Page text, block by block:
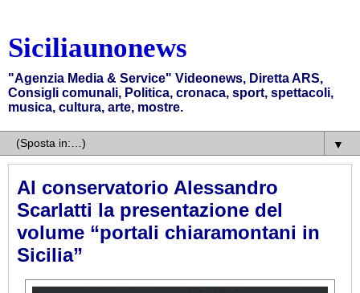
Siciliaunonews
"Agenzia Media & Service" Videonews, Diretta ARS,
Consigli comunali, Politica, cronaca, sport, spettacoli,
musica, cultura, arte, mostre.
▼
Al conservatorio Alessandro
Scarlatti la presentazione del
volume “portali chiaramontani in
Sicilia”